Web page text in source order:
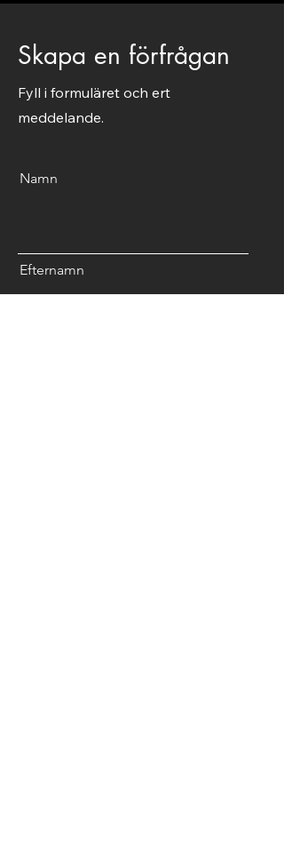
Skapa en förfrågan
Fyll i formuläret och ert
meddelande.
Namn
Efternamn